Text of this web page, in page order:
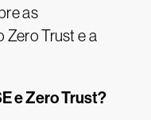
as
Zero Trust e a
e Zero Trust?